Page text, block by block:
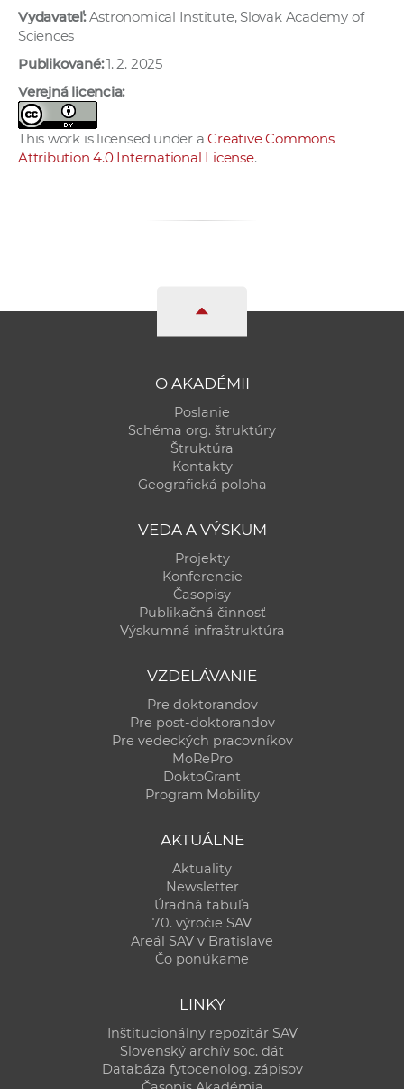
Vydavateľ:Astronomical Institute, Slovak Academy of
Sciences
Publikované:1. 2. 2025
Verejná licencia:
This work is licensed under aCreative Commons
Attribution 4.0 International License.
O AKADÉMII
Poslanie
Schéma org. štruktúry
Štruktúra
Kontakty
Geografická poloha
VEDA A VÝSKUM
Projekty
Konferencie
Časopisy
Publikačná činnosť
Výskumná infraštruktúra
VZDELÁVANIE
Pre doktorandov
Pre post-doktorandov
Pre vedeckých pracovníkov
MoRePro
DoktoGrant
Program Mobility
AKTUÁLNE
Aktuality
Newsletter
Úradná tabuľa
70. výročie SAV
Areál SAV v Bratislave
Čo ponúkame
LINKY
Inštitucionálny repozitár SAV
Slovenský archív soc. dát
Databáza fytocenolog. zápisov